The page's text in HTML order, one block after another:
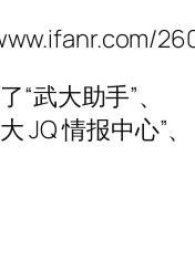
武大助手”、
JQ 情报中心”、